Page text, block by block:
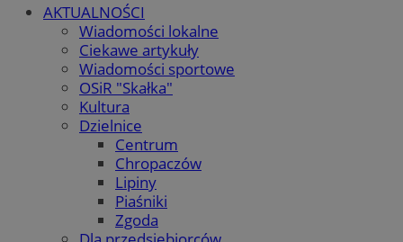
AKTUALNOŚCI
Wiadomości lokalne
Ciekawe artykuły
Wiadomości sportowe
OSiR "Skałka"
Kultura
Dzielnice
Centrum
Chropaczów
Lipiny
Piaśniki
Zgoda